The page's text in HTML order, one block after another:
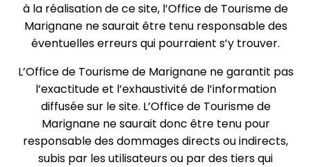
à la réalisation de ce site, l’Office de Tourisme de
Marignane ne saurait être tenu responsable des
éventuelles erreurs qui pourraient s’y trouver.
L’Office de Tourisme de Marignane ne garantit pas
l’exactitude et l’exhaustivité de l’information
diffusée sur le site. L’Office de Tourisme de
Marignane ne saurait donc être tenu pour
responsable des dommages directs ou indirects,
subis par les utilisateurs ou par des tiers qui